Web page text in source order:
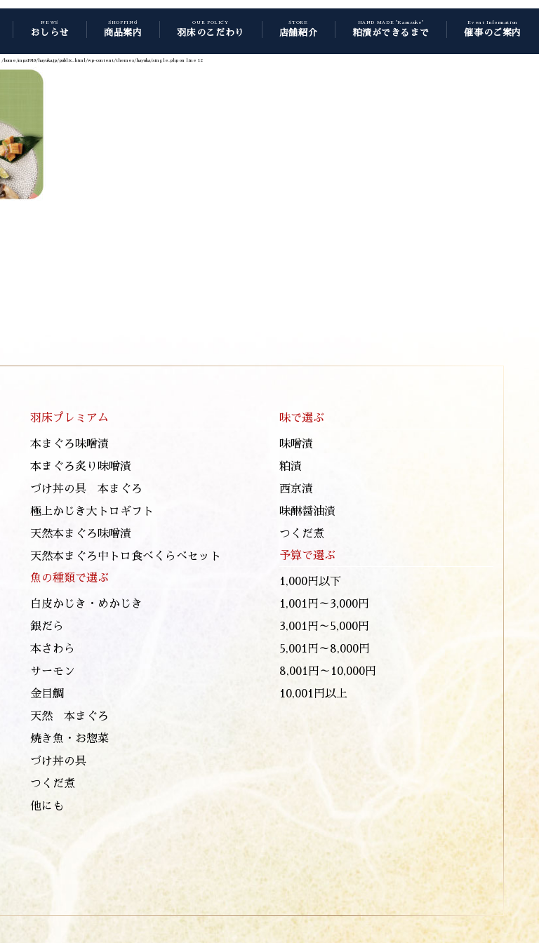
NEWS
おしらせ
SHOPPING
商品案内
OUR POLICY
羽床のこだわり
STORE
店舗紹介
HAND MADE "Kasuzuke"
粕漬ができるまで
Event Information
催事のご案内
/home/mps1910/hayuka.jp/public_html/wp-content/themes/hayuka/single.php on line 12
羽床プレミアム
本まぐろ味噌漬
本まぐろ炙り味噌漬
づけ丼の具 本まぐろ
極上かじき大トロギフト
天然本まぐろ味噌漬
天然本まぐろ中トロ食べくらべセット
魚の種類で選ぶ
白皮かじき・めかじき
銀だら
本さわら
サーモン
金目鯛
天然 本まぐろ
焼き魚・お惣菜
づけ丼の具
つくだ煮
他にも
味で選ぶ
味噌漬
粕漬
西京漬
味醂醤油漬
つくだ煮
予算で選ぶ
1,000円以下
1,001円～3,000円
3,001円～5,000円
5,001円～8,000円
8,001円～10,000円
10,001円以上